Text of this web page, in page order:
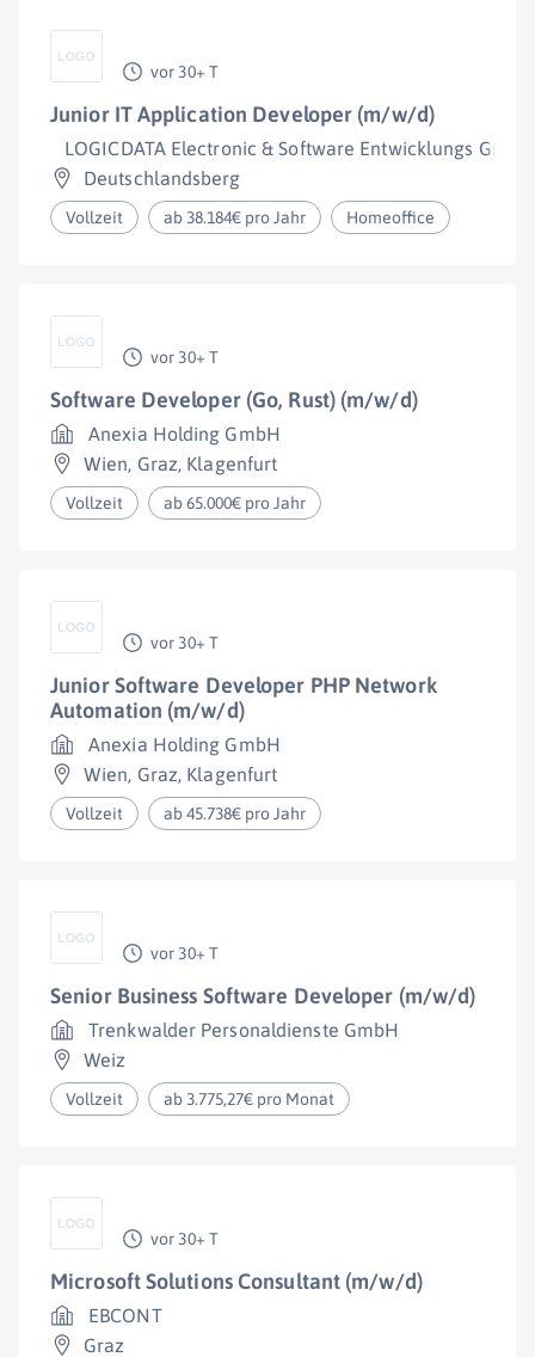
vor 30+ T
Junior IT Application Developer (m/w/d)
LOGICDATA Electronic & Software Entwicklungs GmbH
Deutschlandsberg
Vollzeit ab 38.184€ pro Jahr Homeoffice
vor 30+ T
Software Developer (Go, Rust) (m/w/d)
Anexia Holding GmbH
Wien, Graz, Klagenfurt
Vollzeit ab 65.000€ pro Jahr
vor 30+ T
Junior Software Developer PHP Network
Automation (m/w/d)
Anexia Holding GmbH
Wien, Graz, Klagenfurt
Vollzeit ab 45.738€ pro Jahr
vor 30+ T
Senior Business Software Developer (m/w/d)
Trenkwalder Personaldienste GmbH
Weiz
Vollzeit ab 3.775,27€ pro Monat
vor 30+ T
Microsoft Solutions Consultant (m/w/d)
EBCONT
Graz